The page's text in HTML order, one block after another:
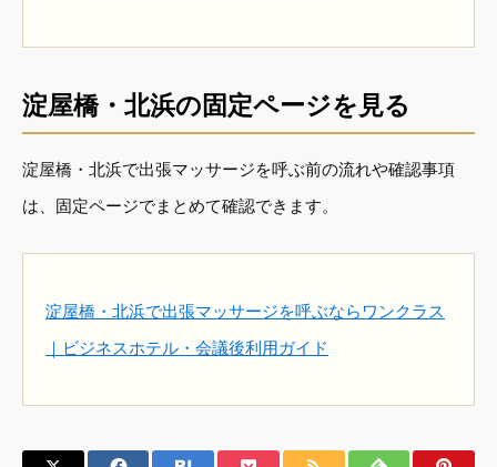
淀屋橋・北浜の固定ページを見る
淀屋橋・北浜で出張マッサージを呼ぶ前の流れや確認事項
は、固定ページでまとめて確認できます。
淀屋橋・北浜で出張マッサージを呼ぶならワンクラス
｜ビジネスホテル・会議後利用ガイド